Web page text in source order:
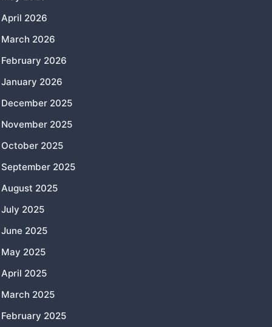
April 2026
March 2026
February 2026
January 2026
December 2025
November 2025
October 2025
September 2025
August 2025
July 2025
June 2025
May 2025
April 2025
March 2025
February 2025